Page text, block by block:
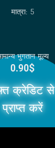
मात्रा: 5
भुगतान मूल्य
0.90$
क्रेडिट से
प्राप्त करें